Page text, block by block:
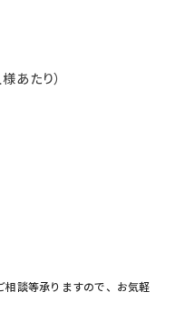
あたり）
談等承りますので、お気軽